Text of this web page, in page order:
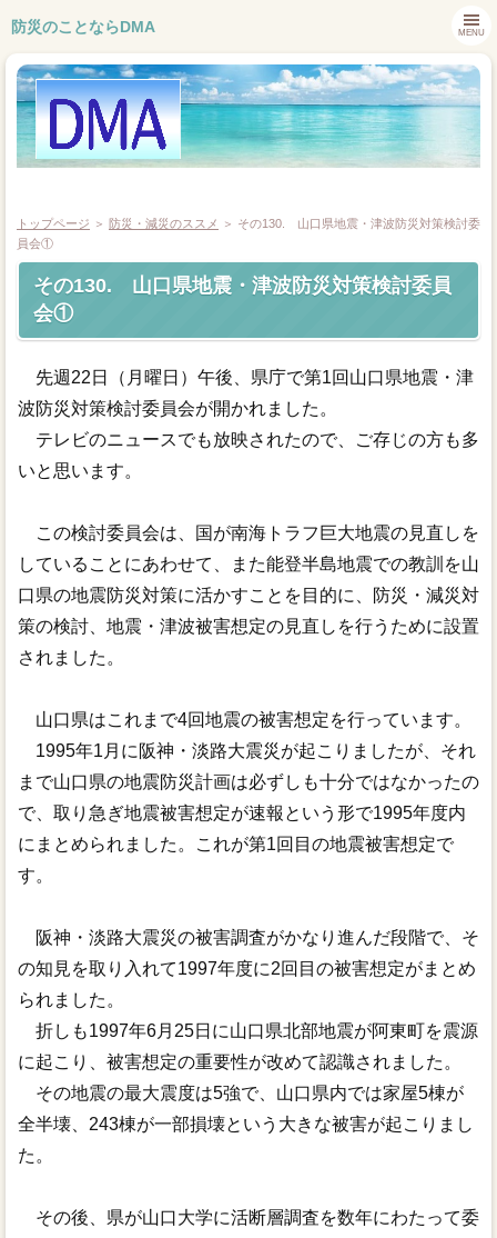
防災のことならDMA MENU
トップページ
会社概要
お問合せ
トップページ ＞ 防災・減災のススメ ＞ その130. 山口県地震・津波防災対策検討委
員会①
その130. 山口県地震・津波防災対策検討委員
会①
先週22日（月曜日）午後、県庁で第1回山口県地震・津
波防災対策検討委員会が開かれました。
テレビのニュースでも放映されたので、ご存じの方も多
いと思います。
この検討委員会は、国が南海トラフ巨大地震の見直しを
していることにあわせて、また能登半島地震での教訓を山
口県の地震防災対策に活かすことを目的に、防災・減災対
策の検討、地震・津波被害想定の見直しを行うために設置
されました。
山口県はこれまで4回地震の被害想定を行っています。
1995年1月に阪神・淡路大震災が起こりましたが、それ
まで山口県の地震防災計画は必ずしも十分ではなかったの
で、取り急ぎ地震被害想定が速報という形で1995年度内
にまとめられました。これが第1回目の地震被害想定で
す。
阪神・淡路大震災の被害調査がかなり進んだ段階で、そ
の知見を取り入れて1997年度に2回目の被害想定がまとめ
られました。
折しも1997年6月25日に山口県北部地震が阿東町を震源
に起こり、被害想定の重要性が改めて認識されました。
その地震の最大震度は5強で、山口県内では家屋5棟が
全半壊、243棟が一部損壊という大きな被害が起こりまし
た。
その後、県が山口大学に活断層調査を数年にわたって委